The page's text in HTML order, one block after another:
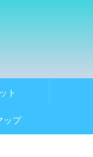
ト
ップ